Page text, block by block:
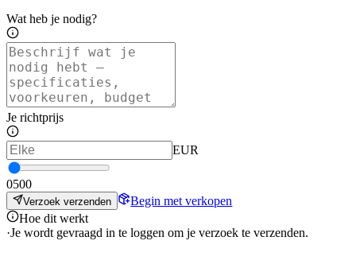
Wat heb je nodig?
Je richtprijs
EUR
0500
Verzoek verzenden
Begin met verkopen
Hoe dit werkt
·Je wordt gevraagd in te loggen om je verzoek te verzenden.